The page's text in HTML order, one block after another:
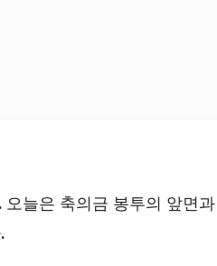
늘은 축의금 봉투의 앞면과